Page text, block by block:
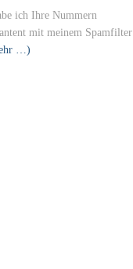
ich Ihre Nummern
mit meinem Spamfilter
…)